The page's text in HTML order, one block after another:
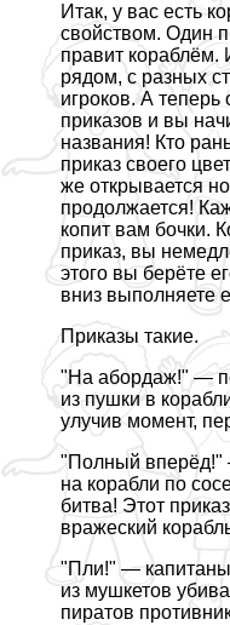
Итак, у вас есть
свойством. Один
правит
рядом, с разных
игроков. А теперь
приказов и вы
названия! Кто
приказ своего
же открывается
продолжается!
копит вам бочки.
приказ, вы
этого вы берёте
вниз выполняете
Приказы такие.
"На абордаж!" —
из пушки в
улучив момент,
"Полный вперёд!"
на корабли по
битва! Этот
вражеский
"Пли!" — капитаны
из мушкетов
пиратов